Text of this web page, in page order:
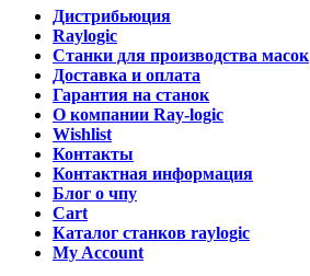
Дистрибьюция
Raylogic
Станки для производства масок
Доставка и оплата
Гарантия на станок
О компании Ray-logic
Wishlist
Контакты
Контактная информация
Блог о чпу
Cart
Каталог станков raylogic
My Account